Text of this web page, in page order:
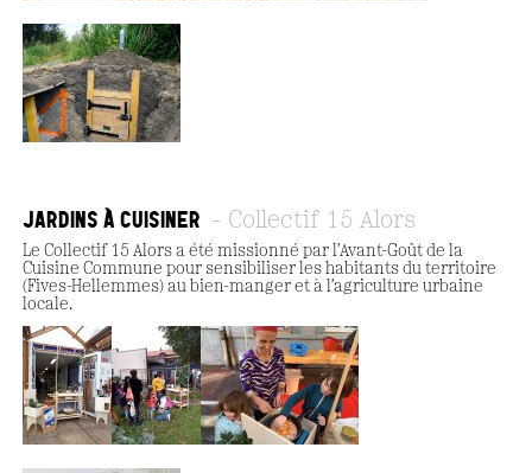
JARDINS À CUISINER Collectif 15 Alors
Le Collectif 15 Alors a été missionné par l'Avant-Goût de la
Cuisine Commune pour sensibiliser les habitants du territoire
(Fives-Hellemmes) au bien-manger et à l'agriculture urbaine
locale.